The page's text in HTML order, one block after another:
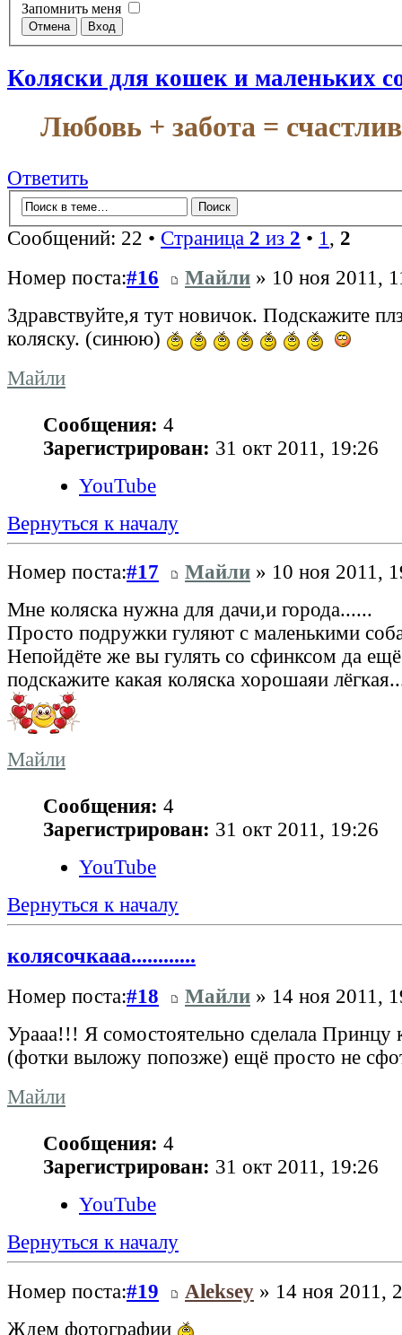
Запомнить меня
Коляски для кошек и маленьких
Любовь + забота =
Ответить
Сообщений: 22 • Страница 2 из 2 • 1 , 2
Номер поста:#16 Майли » 10 ноя 2011,
Здравствуйте,я тут новичок. Подскажите
коляску. (синюю)
Майли
Сообщения: 4
Зарегистрирован: 31 окт 2011, 19:26
YouTube
Вернуться к началу
Номер поста:#17 Майли » 10 ноя 2011,
Мне коляска нужна для дачи,и города......
Просто подружки гуляют с маленькими
Непойдёте же вы гулять со сфинксом да
подскажите какая коляска хорошаяи
Майли
Сообщения: 4
Зарегистрирован: 31 окт 2011, 19:26
YouTube
Вернуться к началу
колясочкааа............
Номер поста:#18 Майли » 14 ноя 2011,
Урааа!!! Я сомостоятельно сделала Принцу
(фотки выложу попозже) ещё просто не
Майли
Сообщения: 4
Зарегистрирован: 31 окт 2011, 19:26
YouTube
Вернуться к началу
Номер поста:#19 Aleksey » 14 ноя 2011,
Ждем фотографии